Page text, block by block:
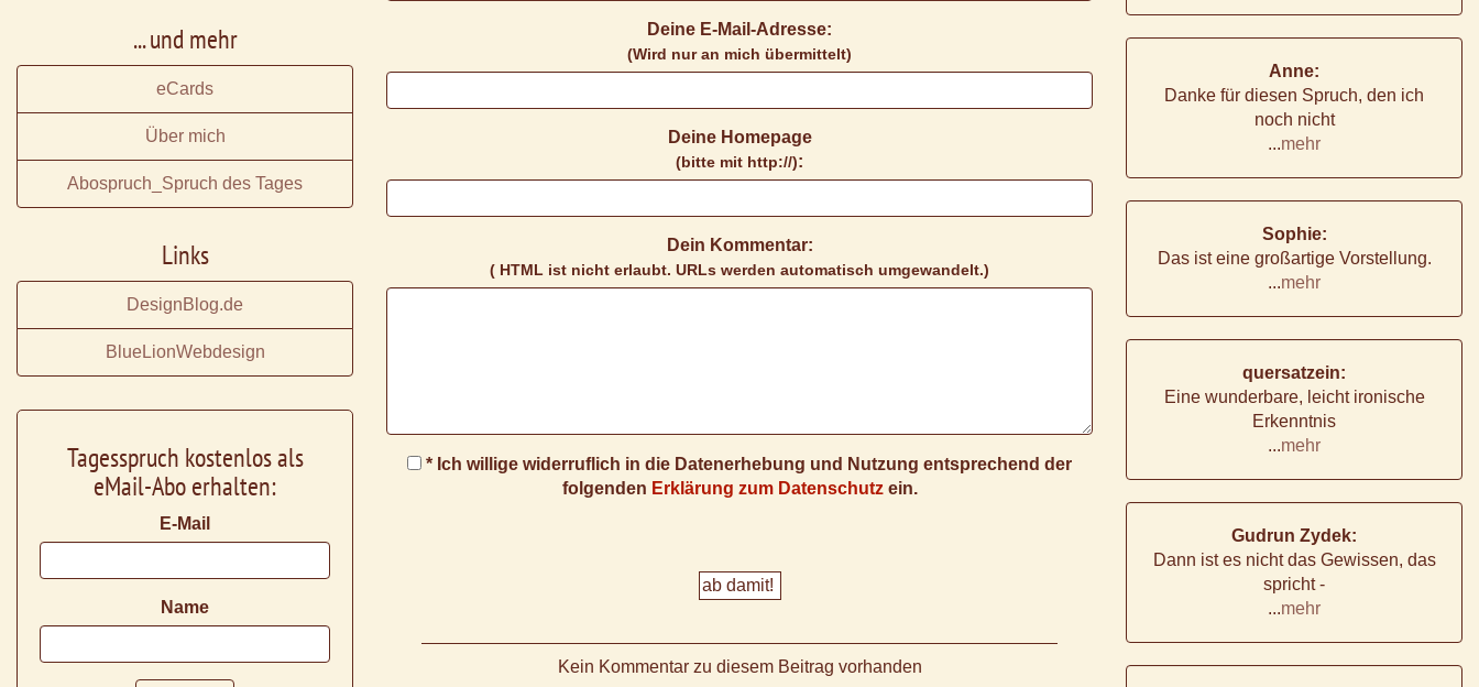
Deine E-Mail-Adresse:
(Wird nur an mich übermittelt)
Deine Homepage
(bitte mit http://):
Dein Kommentar:
( HTML ist nicht erlaubt. URLs werden automatisch umgewandelt.)
* Ich willige widerruflich in die Datenerhebung und Nutzung entsprechend der
folgenden Erklärung zum Datenschutzein.
Kein Kommentar zu diesem Beitrag vorhanden
... und mehr
eCards
Über mich
Abospruch_Spruch des Tages
Links
DesignBlog.de
BlueLionWebdesign
Tagesspruch kostenlos als
eMail-Abo erhalten:
E-Mail
Name
Anne:
Danke für diesen Spruch, den ich
noch nicht
...mehr
Sophie:
Das ist eine großartige Vorstellung.
...mehr
quersatzein:
Eine wunderbare, leicht ironische
Erkenntnis
...mehr
Gudrun Zydek:
Dann ist es nicht das Gewissen, das
spricht -
...mehr